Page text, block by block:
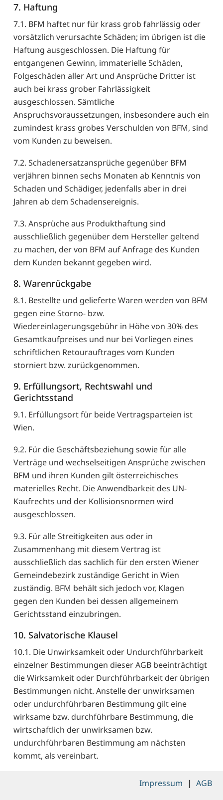
7. Haftung
7.1. BFM haftet nur für krass grob fahrlässig oder
vorsätzlich verursachte Schäden; im übrigen ist die
Haftung ausgeschlossen. Die Haftung für
entgangenen Gewinn, immaterielle Schäden,
Folgeschäden aller Art und Ansprüche Dritter ist
auch bei krass grober Fahrlässigkeit
ausgeschlossen. Sämtliche
Anspruchsvoraussetzungen, insbesondere auch ein
zumindest krass grobes Verschulden von BFM, sind
vom Kunden zu beweisen.
7.2. Schadenersatzansprüche gegenüber BFM
verjähren binnen sechs Monaten ab Kenntnis von
Schaden und Schädiger, jedenfalls aber in drei
Jahren ab dem Schadensereignis.
7.3. Ansprüche aus Produkthaftung sind
ausschließlich gegenüber dem Hersteller geltend
zu machen, der von BFM auf Anfrage des Kunden
dem Kunden bekannt gegeben wird.
8. Warenrückgabe
8.1. Bestellte und gelieferte Waren werden von BFM
gegen eine Storno- bzw.
Wiedereinlagerungsgebühr in Höhe von 30% des
Gesamtkaufpreises und nur bei Vorliegen eines
schriftlichen Retourauftrages vom Kunden
storniert bzw. zurückgenommen.
9. Erfüllungsort, Rechtswahl und
Gerichtsstand
9.1. Erfüllungsort für beide Vertragsparteien ist
Wien.
9.2. Für die Geschäftsbeziehung sowie für alle
Verträge und wechselseitigen Ansprüche zwischen
BFM und ihren Kunden gilt österreichisches
materielles Recht. Die Anwendbarkeit des UN-
Kaufrechts und der Kollisionsnormen wird
ausgeschlossen.
9.3. Für alle Streitigkeiten aus oder in
Zusammenhang mit diesem Vertrag ist
ausschließlich das sachlich für den ersten Wiener
Gemeindebezirk zuständige Gericht in Wien
zuständig. BFM behält sich jedoch vor, Klagen
gegen den Kunden bei dessen allgemeinem
Gerichtsstand einzubringen.
10. Salvatorische Klausel
10.1. Die Unwirksamkeit oder Undurchführbarkeit
einzelner Bestimmungen dieser AGB beeinträchtigt
die Wirksamkeit oder Durchführbarkeit der übrigen
Bestimmungen nicht. Anstelle der unwirksamen
oder undurchführbaren Bestimmung gilt eine
wirksame bzw. durchführbare Bestimmung, die
wirtschaftlich der unwirksamen bzw.
undurchführbaren Bestimmung am nächsten
kommt, als vereinbart.
Impressum | AGB